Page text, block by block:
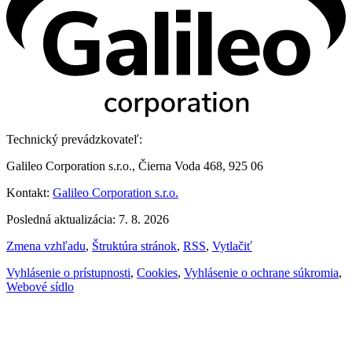
Technický prevádzkovateľ:
Galileo Corporation s.r.o., Čierna Voda 468, 925 06
Kontakt: Galileo Corporation s.r.o.
Posledná aktualizácia: 7. 8. 2026
Zmena vzhľadu, Štruktúra stránok, RSS, Vytlačiť
Vyhlásenie o prístupnosti, Cookies, Vyhlásenie o ochrane súkromia,
Webové sídlo